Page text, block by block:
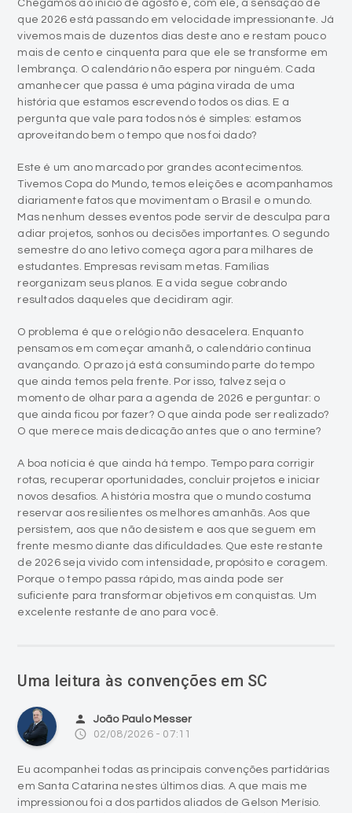
Chegamos ao início de agosto e, com ele, a sensação de
que 2026 está passando em velocidade impressionante. Já
vivemos mais de duzentos dias deste ano e restam pouco
mais de cento e cinquenta para que ele se transforme em
lembrança. O calendário não espera por ninguém. Cada
amanhecer que passa é uma página virada de uma
história que estamos escrevendo todos os dias. E a
pergunta que vale para todos nós é simples: estamos
aproveitando bem o tempo que nos foi dado?
Este é um ano marcado por grandes acontecimentos.
Tivemos Copa do Mundo, temos eleições e acompanhamos
diariamente fatos que movimentam o Brasil e o mundo.
Mas nenhum desses eventos pode servir de desculpa para
adiar projetos, sonhos ou decisões importantes. O segundo
semestre do ano letivo começa agora para milhares de
estudantes. Empresas revisam metas. Famílias
reorganizam seus planos. E a vida segue cobrando
resultados daqueles que decidiram agir.
O problema é que o relógio não desacelera. Enquanto
pensamos em começar amanhã, o calendário continua
avançando. O prazo já está consumindo parte do tempo
que ainda temos pela frente. Por isso, talvez seja o
momento de olhar para a agenda de 2026 e perguntar: o
que ainda ficou por fazer? O que ainda pode ser realizado?
O que merece mais dedicação antes que o ano termine?
A boa notícia é que ainda há tempo. Tempo para corrigir
rotas, recuperar oportunidades, concluir projetos e iniciar
novos desafios. A história mostra que o mundo costuma
reservar aos resilientes os melhores amanhãs. Aos que
persistem, aos que não desistem e aos que seguem em
frente mesmo diante das dificuldades. Que este restante
de 2026 seja vivido com intensidade, propósito e coragem.
Porque o tempo passa rápido, mas ainda pode ser
suficiente para transformar objetivos em conquistas. Um
excelente restante de ano para você.
Uma leitura às convenções em SC
person João Paulo Messer
access_time 02/08/2026 - 07:11
Eu acompanhei todas as principais convenções partidárias
em Santa Catarina nestes últimos dias. A que mais me
impressionou foi a dos partidos aliados de Gelson Merísio.